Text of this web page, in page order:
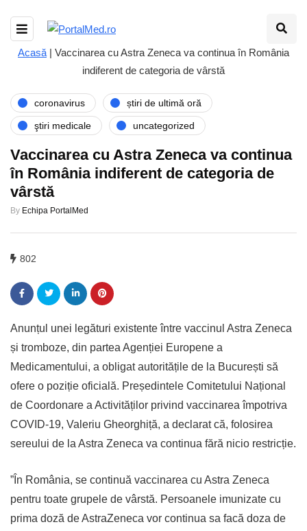
Acasă | Vaccinarea cu Astra Zeneca va continua în România
indiferent de categoria de vârstă
coronavirus știri de ultimă oră
ştiri medicale uncategorized
Vaccinarea cu Astra Zeneca va continua
în România indiferent de categoria de
vârstă
By Echipa PortalMed
802
Anunțul unei legături existente între vaccinul Astra Zeneca
și tromboze, din partea Agenției Europene a
Medicamentului, a obligat autoritățile de la București să
ofere o poziție oficială. Președintele Comitetului Național
de Coordonare a Activităților privind vaccinarea împotriva
COVID-19, Valeriu Gheorghiță, a declarat că, folosirea
sereului de la Astra Zeneca va continua fără nicio restricție.
”În România, se continuă vaccinarea cu Astra Zeneca
pentru toate grupele de vârstă. Persoanele imunizate cu
prima doză de AstraZeneca vor continua sa facă doza de